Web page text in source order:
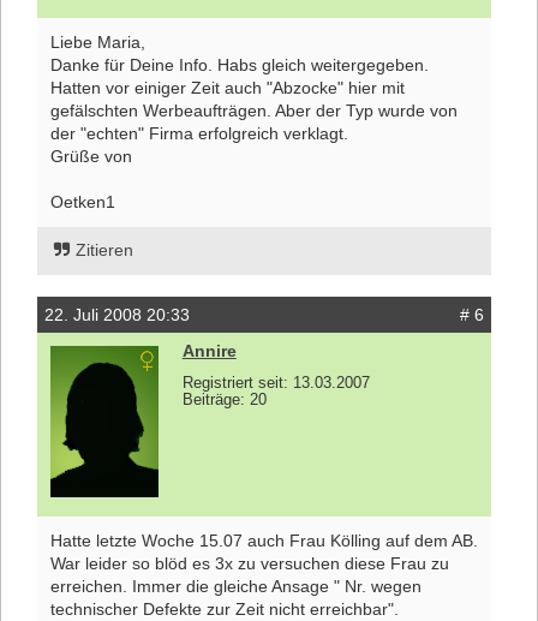
Liebe Maria,
Danke für Deine Info. Habs gleich weitergegeben.
Hatten vor einiger Zeit auch "Abzocke" hier mit
gefälschten Werbeaufträgen. Aber der Typ wurde von
der "echten" Firma erfolgreich verklagt.
Grüße von
Oetken1
Zitieren
22. Juli 2008 20:33
# 6
Annire
Registriert seit: 13.03.2007
Beiträge: 20
Hatte letzte Woche 15.07 auch Frau Kölling auf dem AB.
War leider so blöd es 3x zu versuchen diese Frau zu
erreichen. Immer die gleiche Ansage " Nr. wegen
technischer Defekte zur Zeit nicht erreichbar".